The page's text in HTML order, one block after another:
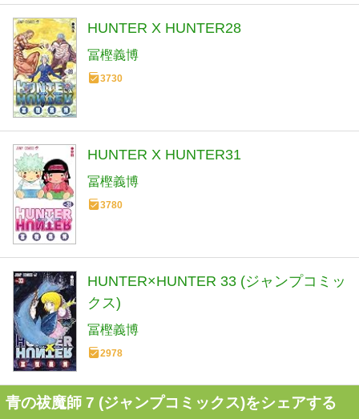
HUNTER X HUNTER28
冨樫義博
3730
HUNTER X HUNTER31
冨樫義博
3780
HUNTER×HUNTER 33 (ジャンプコミッ
クス)
冨樫義博
2978
青の祓魔師 7 (ジャンプコミックス)をシェアする